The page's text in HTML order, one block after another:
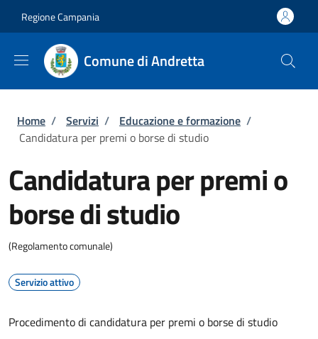
Regione Campania
Comune di Andretta
Briciole di pane
Home / Servizi / Educazione e formazione /
Candidatura per premi o borse di studio
Candidatura per premi o
borse di studio
(Regolamento comunale)
Servizio attivo
Procedimento di candidatura per premi o borse di studio